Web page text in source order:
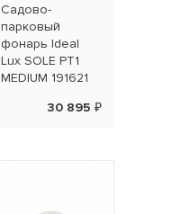
Садово-
парковый
фонарь Ideal
Lux SOLE PT1
MEDIUM 191621
30 895 ₽